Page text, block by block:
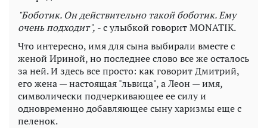
"Боботик. Он действительно такой боботик. Ему
очень подходит", - с улыбкой говорит MONATIK.
Что интересно, имя для сына выбирали вместе с
женой Ириной, но последнее слово все же осталось
за ней. И здесь все просто: как говорит Дмитрий,
его жена — настоящая "львица", а Леон — имя,
символически подчеркивающее ее силу и
одновременно добавляющее сыну харизмы еще с
пеленок.